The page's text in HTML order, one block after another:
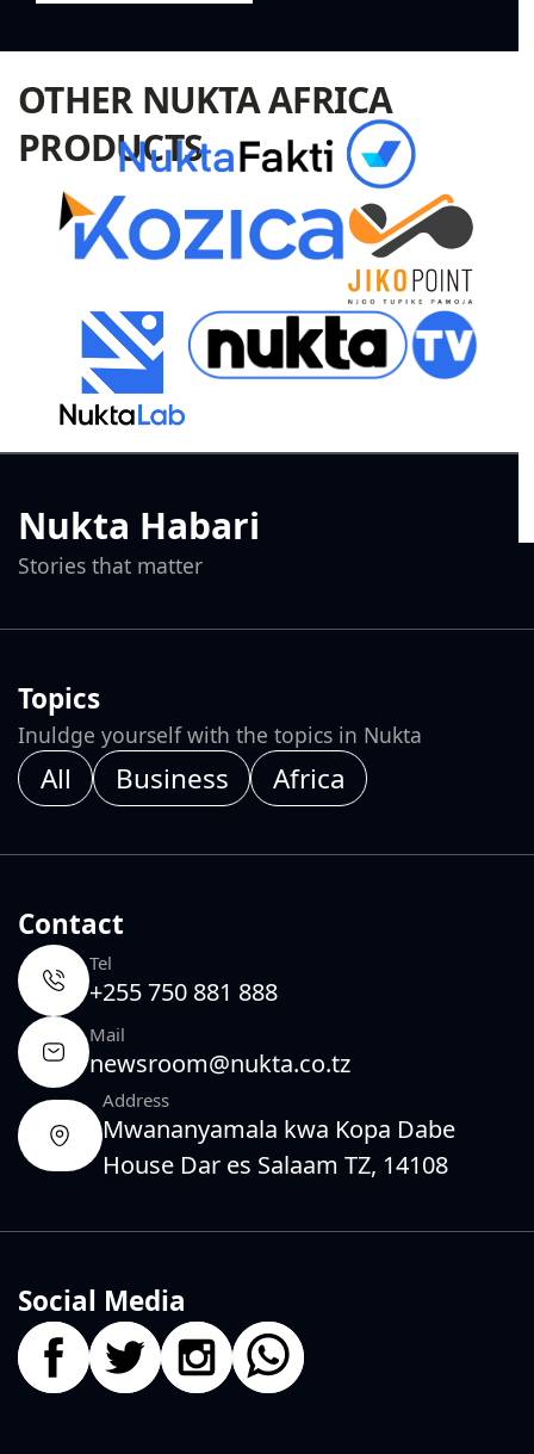
OTHER NUKTA AFRICA
PRODUCTS
Nukta Habari
Stories that matter
Topics
Inuldge yourself with the topics in Nukta
All Business Africa
Contact
Tel
+255 750 881 888
Mail
newsroom@nukta.co.tz
Address
Mwananyamala kwa Kopa Dabe
House Dar es Salaam TZ, 14108
Social Media